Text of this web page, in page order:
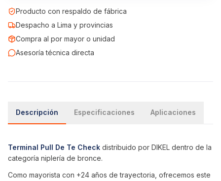
Producto con respaldo de fábrica
Despacho a Lima y provincias
Compra al por mayor o unidad
Asesoría técnica directa
Descripción Especificaciones Aplicaciones
Terminal Pull De Te Check distribuido por DIKEL dentro de la
categoría niplería de bronce.
Como mayorista con +24 años de trayectoria, ofrecemos este